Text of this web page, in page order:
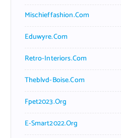
Mischieffashion.com
Eduwyre.com
Retro-Interiors.com
Theblvd-Boise.com
Fpet2023.org
E-Smart2022.org